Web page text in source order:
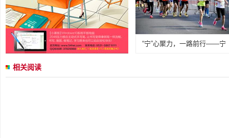
“宁”心聚力，一路前行——宁
相关阅读